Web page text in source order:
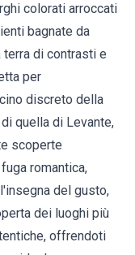
colorati arroccati
bagnate da
terra di contrasti e
per
discreto della
quella di Levante,
scoperte
romantica,
del gusto,
dei luoghi più
offrendoti